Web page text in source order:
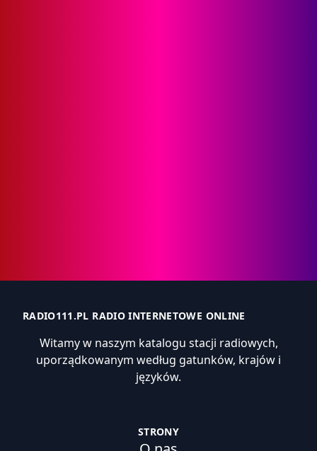
RADIO111.PL RADIO INTERNETOWE ONLINE
Witamy w naszym katalogu stacji radiowych,
uporządkowanym według gatunków, krajów i
języków.
STRONY